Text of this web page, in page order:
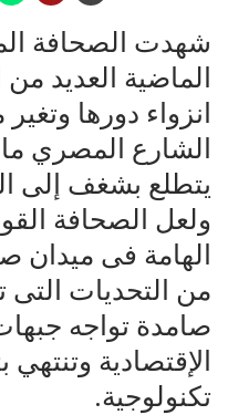
شهدت الصحافة
الماضية العديد
انزواء دورها
الشارع المصري
يتطلع بشغف إلى
ولعل الصحافة
الهامة فى ميدان
من التحديات التى
صامدة تواجه
الإقتصادية
تكنولوجية.